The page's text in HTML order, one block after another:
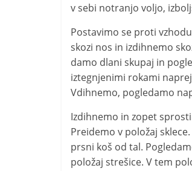
v sebi notranjo voljo,
Postavimo se proti
skozi nos in izdihnemo
damo dlani skupaj in
iztegnjenimi rokami
Vdihnemo, pogledamo
Izdihnemo in zopet
Preidemo v položaj
prsni koš od tal.
položaj strešice. V tem